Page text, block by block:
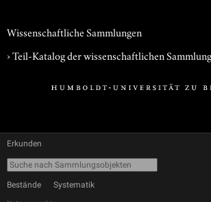
Wissenschaftliche Sammlungen
› Teil-Katalog der wissenschaftlichen
Erkunden
Bestände Systematik